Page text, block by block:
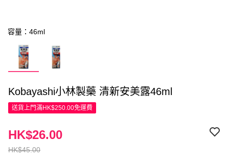
容量：46ml
Kobayashi小林製藥 清新安美露46ml
送貨上門滿HK$250.00免運費
HK$45.00
HK$26.00